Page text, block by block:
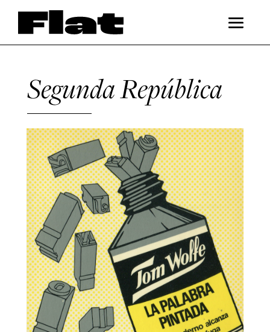
Segunda República